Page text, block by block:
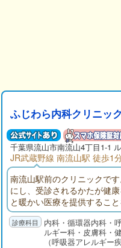
ふじわら内科クリニック
千葉県流山市南流山4丁目1-1
JR武蔵野線 南流山駅 徒歩1
南流山駅前のクリニックで
にし、受診されるかたが健
と暖かい医療を提供するこ
考えております。地域の皆
てるよう努めて参りますの
内科・循環器内科・
ルギー科・皮膚科・
（呼吸器アレルギー